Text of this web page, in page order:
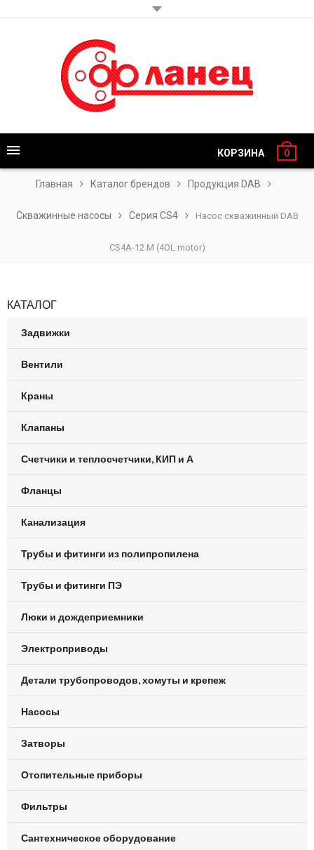
КОРЗИНА 0
Главная Каталог брендов Продукция DAB
Скважинные насосы Серия CS4 Насос скважинный DAB
CS4A-12 M (4OL motor)
КАТАЛОГ
Задвижки
Вентили
Краны
Клапаны
Счетчики и теплосчетчики, КИП и А
Фланцы
Канализация
Трубы и фитинги из полипропилена
Трубы и фитинги ПЭ
Люки и дождеприемники
Электроприводы
Детали трубопроводов, хомуты и крепеж
Насосы
Затворы
Отопительные приборы
Фильтры
Сантехническое оборудование